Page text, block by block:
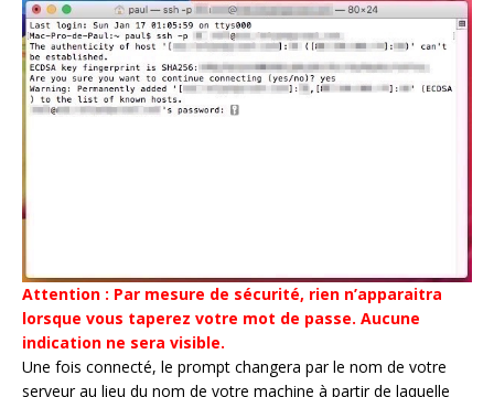
Attention : Par mesure de sécurité, rien n’apparaitra
lorsque vous taperez votre mot de passe. Aucune
indication ne sera visible.
Une fois connecté, le prompt changera par le nom de votre
serveur au lieu du nom de votre machine à partir de laquelle